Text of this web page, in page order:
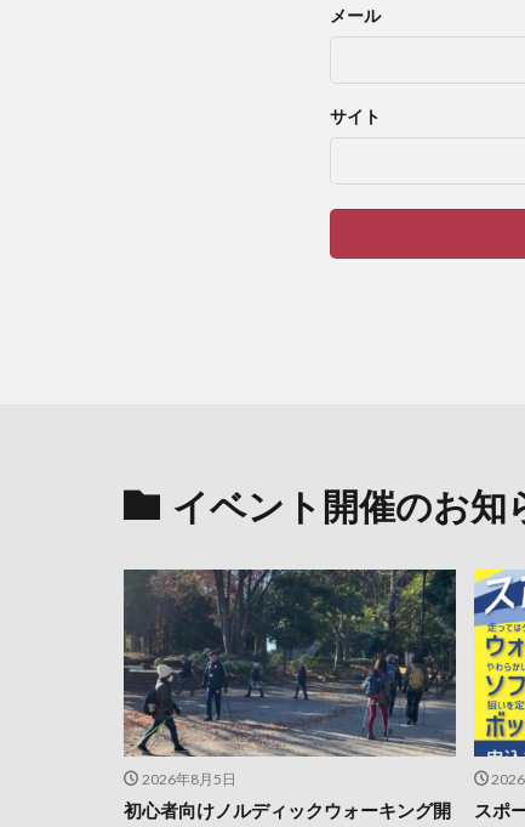
メール
サイト
イベント開催のお知
2026年8月5日
初心者向けノルディックウォーキング開
スポ